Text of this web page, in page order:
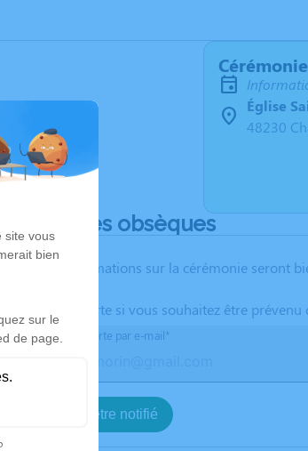
Église
48230
Déroulé des obsèques
Les informations sur la cérémonie seront
Activez une alerte si vous souhaitez être
Recevoir une alerte par e-mail*
Je veux être notifié